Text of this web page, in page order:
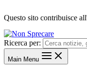
Questo sito contribuisce
Ricerca per:
Main Menu